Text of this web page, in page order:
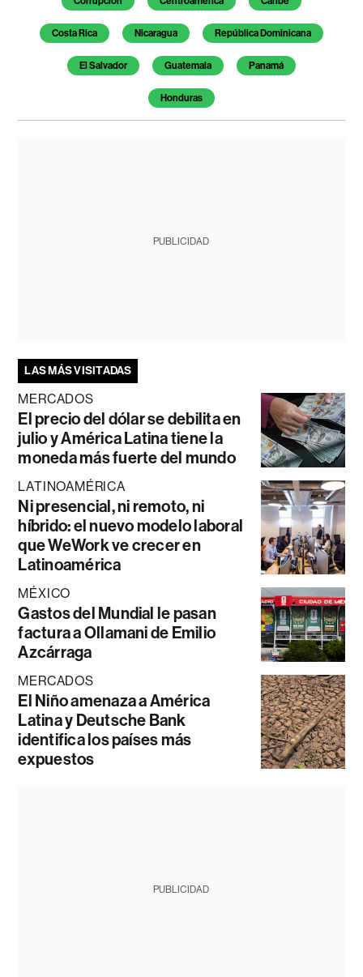
Costa Rica Nicaragua República Dominicana
El Salvador Guatemala Panamá
Honduras
PUBLICIDAD
LAS MÁS VISITADAS
MERCADOS
El precio del dólar se debilita en
julio y América Latina tiene la
moneda más fuerte del mundo
LATINOAMÉRICA
Ni presencial, ni remoto, ni
híbrido: el nuevo modelo laboral
que WeWork ve crecer en
Latinoamérica
MÉXICO
Gastos del Mundial le pasan
factura a Ollamani de Emilio
Azcárraga
MERCADOS
El Niño amenaza a América
Latina y Deutsche Bank
identifica los países más
expuestos
PUBLICIDAD